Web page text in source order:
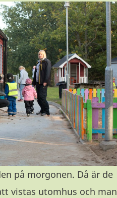
på morgonen. Då är de
vistas utomhus och man